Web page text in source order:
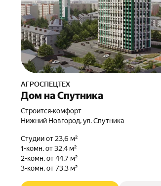
АГРОСПЕЦТЕХ
Дом на Спутника
Строится•комфорт
Нижний Новгород, ул. Спутника
Студии от 23,6 м²
1-комн. от 32,4 м²
2-комн. от 44,7 м²
3-комн. от 73,3 м²